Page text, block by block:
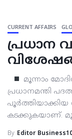
CURRENT AFFAIRS
പ്രധാന
മൂന്നാം
പ്രധാനമന്തി
പൂര്‍ത്തിയാക്കിയ
കടക്കുകയാണ്.
By Editor